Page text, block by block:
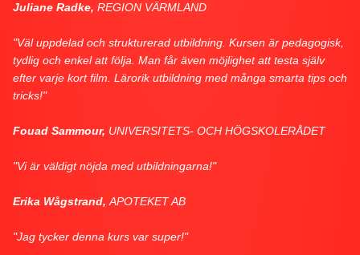
Juliane Radke, REGION VÄRMLAND
"Väl uppdelad och strukturerad utbildning. Kursen är pedagogisk,
tydlig och enkel att följa. Man får även möjlighet att testa själv
efter varje kort film. Lärorik utbildning med många smarta tips och
tricks!"
Fouad Sammour, UNIVERSITETS- OCH HÖGSKOLERÅDET
"Vi är väldigt nöjda med utbildningarna!"
Erika Wågstrand, APOTEKET AB
"Jag tycker denna kurs var super!"